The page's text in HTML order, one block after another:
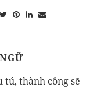
tú, thành công sẽ